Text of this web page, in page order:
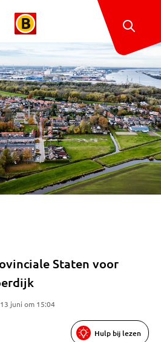
Staten voor
juni om 15:04
Hulp bij lezen